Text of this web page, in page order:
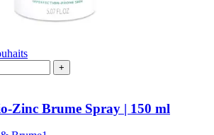
Zinc Brume Spray | 150 ml